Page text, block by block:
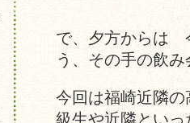
で、夕方からは
う、その手の飲
今回は福崎近隣
級生や近隣とい